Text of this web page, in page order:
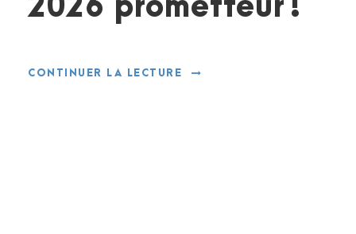
2026 prometteur !
CONTINUER LA LECTURE